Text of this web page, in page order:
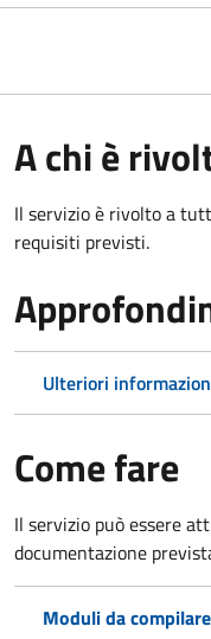
A chi è
Il servizio è rivolto a
requisiti previsti.
Ulteriori
Come fare
Il servizio può essere
documentazione
Moduli da